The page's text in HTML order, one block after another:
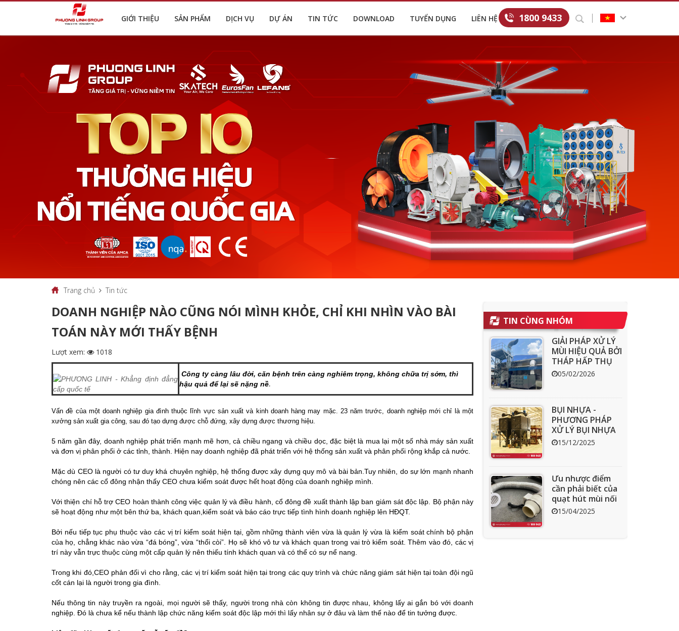
GIỚI THIỆU SẢN PHẨM DỊCH VỤ DỰ ÁN TIN TỨC DOWNLOAD TUYỂN DỤNG LIÊN HỆ 1800 9433
Trang chủ Tin tức
DOANH NGHIỆP NÀO CŨNG NÓI MÌNH KHỎE, CHỈ KHI NHÌN VÀO BÀI
TOÁN NÀY MỚI THẤY BỆNH
Lượt xem: 1018
Công ty càng lâu đời, căn bệnh trên càng nghiêm trọng, không chữa trị sớm, thì
hậu quả để lại sẽ nặng nề.
Vấn đề của một doanh nghiệp gia đình thuộc lĩnh vực sản xuất và kinh doanh hàng may mặc. 23 năm trước, doanh nghiệp mới chỉ là một
xưởng sản xuất gia công, sau đó tạo dựng được chỗ đứng, xây dựng được thương hiệu.
5 năm gần đây, doanh nghiệp phát triển mạnh mẽ hơn, cả chiều ngang và chiều dọc, đặc biệt là mua lại một số nhà máy sản xuất
và đơn vị phân phối ở các tỉnh, thành. Hiện nay doanh nghiệp đã phát triển với hệ thống sản xuất và phân phối rộng khắp cả nước.
Mặc dù CEO là người có tư duy khá chuyên nghiệp, hệ thống được xây dựng quy mô và bài bản.Tuy nhiên, do sự lớn mạnh nhanh
chóng nên các cổ đông nhận thấy CEO chưa kiểm soát được hết hoạt động của doanh nghiệp mình.
Với thiện chí hỗ trợ CEO hoàn thành công việc quản lý và điều hành, cổ đông đề xuất thành lập ban giám sát độc lập. Bộ phận này
sẽ hoạt động như một bên thứ ba, khách quan,kiểm soát và báo cáo trực tiếp tình hình doanh nghiệp lên HĐQT.
Bởi nếu tiếp tục phụ thuộc vào các vị trí kiểm soát hiện tại, gồm những thành viên vừa là quản lý vừa là kiểm soát chính bộ phận
của họ, chẳng khác nào vừa “đá bóng”, vừa “thổi còi”. Họ sẽ khó vô tư và khách quan trong vai trò kiểm soát. Thêm vào đó, các vị
trí này vẫn trực thuộc cùng một cấp quản lý nên thiếu tính khách quan và có thể có sự nể nang.
Trong khi đó,CEO phản đối vì cho rằng, các vị trí kiểm soát hiện tại trong các quy trình và chức năng giám sát hiện tại toàn đội ngũ
cốt cán lại là người trong gia đình.
Nếu thông tin này truyền ra ngoài, mọi người sẽ thấy, người trong nhà còn không tin được nhau, không lấy ai gắn bó với doanh
nghiệp. Đó là chưa kể nếu thành lập chức năng kiểm soát độc lập mới thì lấy nhân sự ở đâu và làm thế nào để tin tưởng được.
TIN CÙNG NHÓM
GIẢI PHÁP XỬ LÝ
MÙI HIỆU QUẢ BỞI
THÁP HẤP THỤ
THAN HOẠT
05/02/2026
BỤI NHỰA -
PHƯƠNG PHÁP
XỬ LÝ BỤI NHỰA
HIỆU QUẢ
15/12/2025
Ưu nhược điểm
cần phải biết của
quạt hút mùi nối
ống15/04/2025